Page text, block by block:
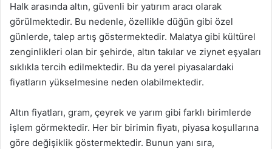
Halk arasında altın, güvenli bir yatırım aracı olarak
görülmektedir. Bu nedenle, özellikle düğün gibi özel
günlerde, talep artış göstermektedir. Malatya gibi kültürel
zenginlikleri olan bir şehirde, altın takılar ve ziynet eşyaları
sıklıkla tercih edilmektedir. Bu da yerel piyasalardaki
fiyatların yükselmesine neden olabilmektedir.
Altın fiyatları, gram, çeyrek ve yarım gibi farklı birimlerde
işlem görmektedir. Her bir birimin fiyatı, piyasa koşullarına
göre değişiklik göstermektedir. Bunun yanı sıra,